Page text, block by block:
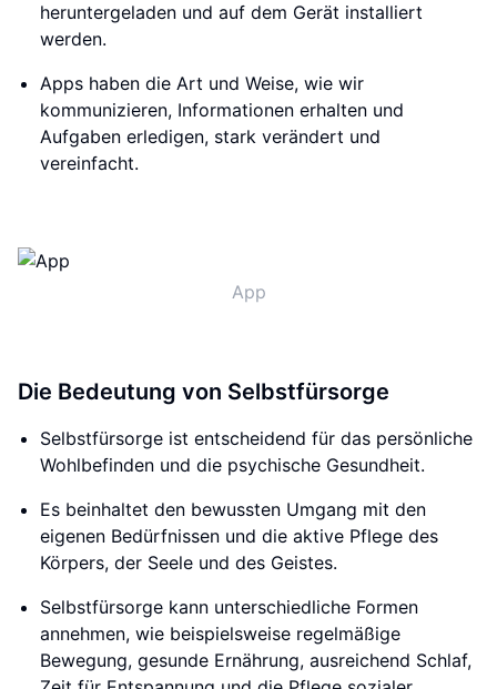
heruntergeladen und auf dem Gerät installiert
werden.
Apps haben die Art und Weise, wie wir
kommunizieren, Informationen erhalten und
Aufgaben erledigen, stark verändert und
vereinfacht.
App
Die Bedeutung von Selbstfürsorge
Selbstfürsorge ist entscheidend für das persönliche
Wohlbefinden und die psychische Gesundheit.
Es beinhaltet den bewussten Umgang mit den
eigenen Bedürfnissen und die aktive Pflege des
Körpers, der Seele und des Geistes.
Selbstfürsorge kann unterschiedliche Formen
annehmen, wie beispielsweise regelmäßige
Bewegung, gesunde Ernährung, ausreichend Schlaf,